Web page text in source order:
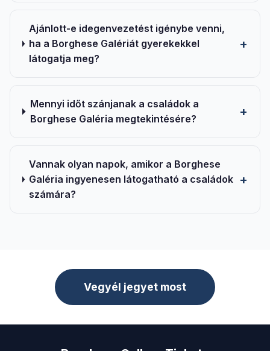
Ajánlott-e idegenvezetést igénybe venni,
ha a Borghese Galériát gyerekekkel
látogatja meg?
Mennyi időt szánjanak a családok a
Borghese Galéria megtekintésére?
Vannak olyan napok, amikor a Borghese
Galéria ingyenesen látogatható a családok
számára?
Vegyél jegyet most